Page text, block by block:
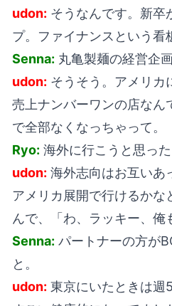
udon: そうなんです。新卒
プ。ファイナンスという看
Senna: 丸亀製麺の経営企
udon: そうそう。アメリカ
売上ナンバーワンの店なん
で全部なくなっちゃって。
Ryo: 海外に行こうと思っ
udon: 海外志向はお互いあ
アメリカ展開で行けるか
んで、「わ、ラッキー、俺
Senna: パートナーの方が
と。
udon: 東京にいたときは週